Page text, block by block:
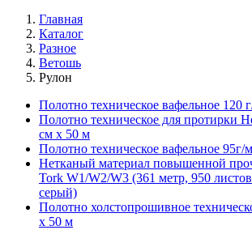
Главная
Каталог
Разное
Ветошь
Рулон
Полотно техническое вафельное 120
Полотно техническое для протирки
см x 50 м
Полотно техническое вафельное
Нетканый материал повышенной
Tork W1/W2/W3 (361 метр, 950
серый)
Полотно холстопрошивное
х 50 м